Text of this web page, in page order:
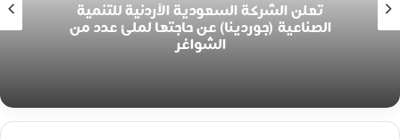
تعلن الشركة السعودية الأردنية للتنمية
الصناعية (جوردينا) عن حاجتها لملئ عدد من
الشواغر